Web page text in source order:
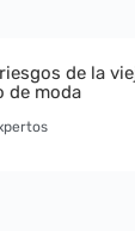
de la
de moda